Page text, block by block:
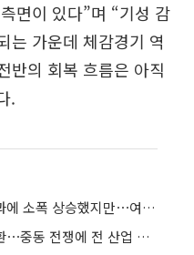
면이 있다”며 “기성 감
는 가운데 체감경기 역
반의 회복 흐름은 아직
.
3월 건설경기 체감지수 기저효과에 소폭 상승했지만⋯여전히 '부정적'
기업 체감경기 한 달새 하락 전환⋯중동 전쟁에 전 산업 전망 '싸늘'